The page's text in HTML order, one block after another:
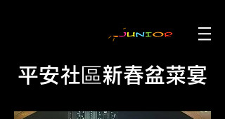
平安社區新春盆菜宴